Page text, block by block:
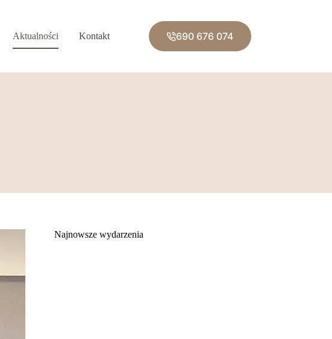
Aktualności Kontakt 690 676 074
Najnowsze wydarzenia